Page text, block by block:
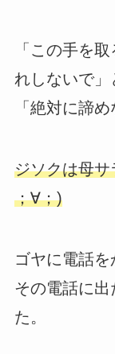
「この手を
れしないで」
「絶対に諦
ジソクは母
；∀；)
ゴヤに電話を
その電話に
た。